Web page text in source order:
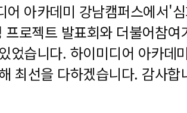
어 아카데미 강남캠퍼스에서'
프로젝트 발표회와 더불어참여
었습니다. 하이미디어 아카데
최선을 다하겠습니다. 감사합